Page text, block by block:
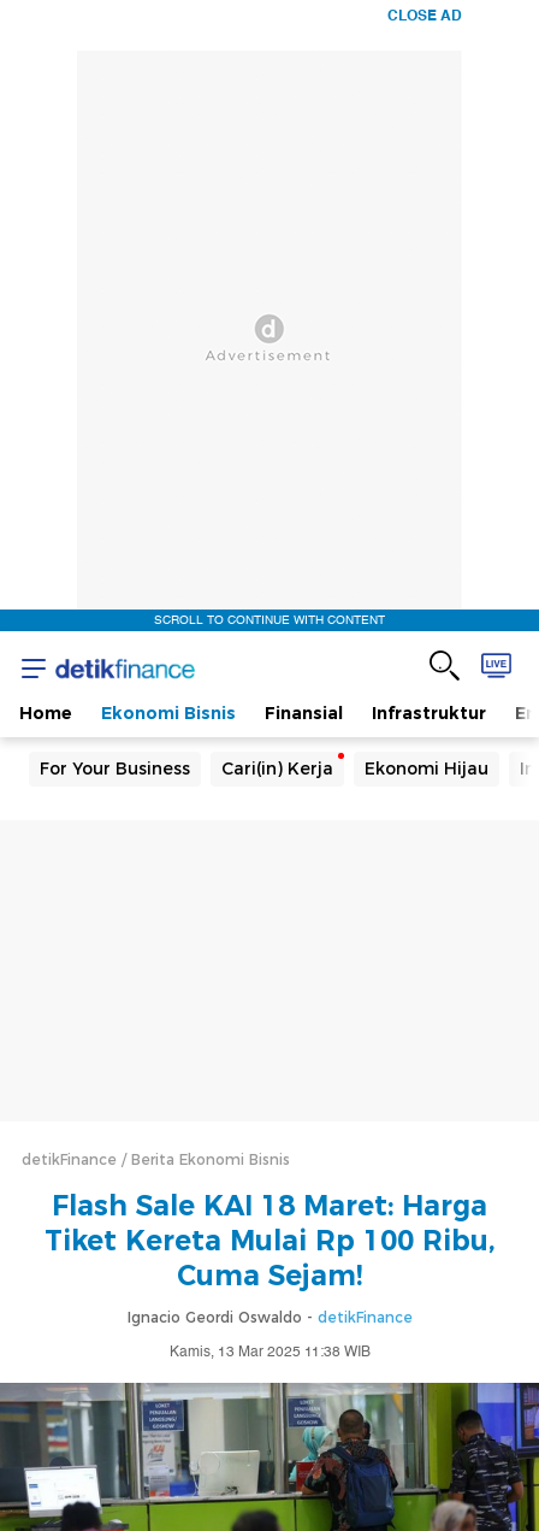
CLOSE AD
SCROLL TO CONTINUE WITH CONTENT
Home Ekonomi Bisnis Finansial Infrastruktur
For Your Business Cari(in) Kerja Ekonomi Hijau
detikFinance Berita Ekonomi Bisnis
Flash Sale KAI 18 Maret: Harga
Tiket Kereta Mulai Rp 100 Ribu,
Cuma Sejam!
Ignacio Geordi Oswaldo - detikFinance
Kamis, 13 Mar 2025 11:38 WIB